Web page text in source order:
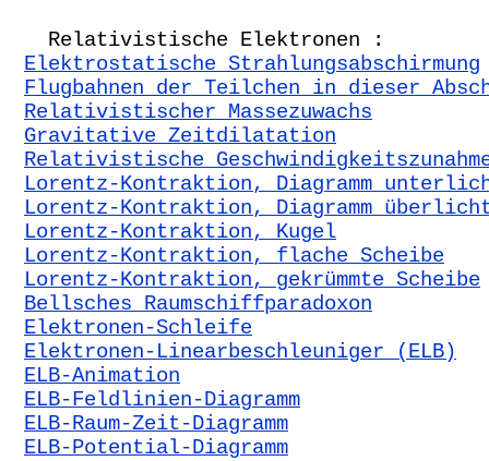
Relativistische Elektronen :
Elektrostatische Strahlungsabschirmung
Flugbahnen der Teilchen in dieser
Relativistischer Massezuwachs
Gravitative Zeitdilatation
Relativistische
Lorentz-Kontraktion, Diagramm
Lorentz-Kontraktion, Diagramm
Lorentz-Kontraktion, Kugel
Lorentz-Kontraktion, flache Scheibe
Lorentz-Kontraktion, gekrümmte Scheibe
Bellsches Raumschiffparadoxon
Elektronen-Schleife
Elektronen-Linearbeschleuniger (ELB)
ELB-Animation
ELB-Feldlinien-Diagramm
ELB-Raum-Zeit-Diagramm
ELB-Potential-Diagramm